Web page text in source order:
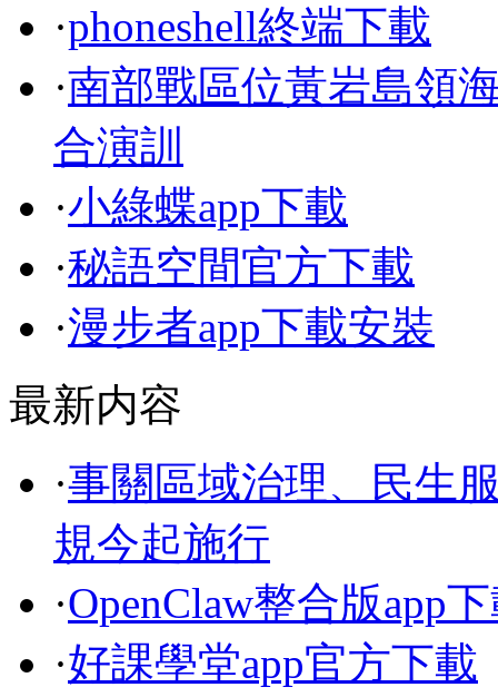
·phoneshell終端下載
·南部戰區位黃岩島領
合演訓
·小綠蝶app下載
·秘語空間官方下載
·漫步者app下載安裝
最新内容
·事關區域治理、民生
規今起施行
·OpenClaw整合版app
·好課學堂app官方下載